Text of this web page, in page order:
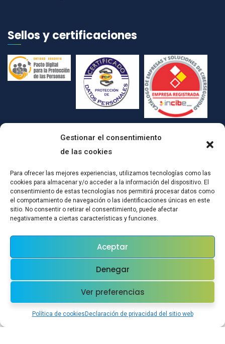
Gestionar el consentimiento
de las cookies
Para ofrecer las mejores experiencias, utilizamos tecnologías como las
cookies para almacenar y/o acceder a la información del dispositivo. El
consentimiento de estas tecnologías nos permitirá procesar datos como
el comportamiento de navegación o las identificaciones únicas en este
sitio. No consentir o retirar el consentimiento, puede afectar
negativamente a ciertas características y funciones.
Aceptar
Denegar
Ver preferencias
Política de cookies Declaración de privacidad del sitio web
Sellos y certificaciones
(c)CONPRODAT ha implementado un Plan de Transformación Digital
actuaciones de certificación en SGSI y mejoras tecnológicas:Esta
actuación ha sido subvencionada a través del Plan de Recuperación,
por la Orden EPS/42/2021, de 28 de diciembre, por la que se
subvenciones públicas destinadas a la financiación de las inversiones
del Componente 23 Nuevos proyectos territoriales para el reequilibrio y